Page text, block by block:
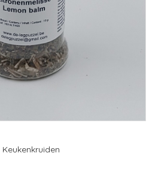
Keukenkruiden